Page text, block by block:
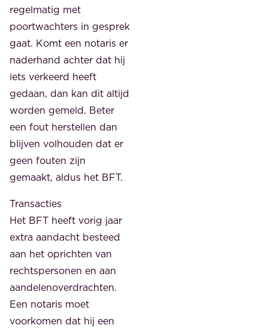
regelmatig met
poortwachters in gesprek
gaat. Komt een notaris er
naderhand achter dat hij
iets verkeerd heeft
gedaan, dan kan dit altijd
worden gemeld. Beter
een fout herstellen dan
blijven volhouden dat er
geen fouten zijn
gemaakt, aldus het BFT.
Transacties
Het BFT heeft vorig jaar
extra aandacht besteed
aan het oprichten van
rechtspersonen en aan
aandelenoverdrachten.
Een notaris moet
voorkomen dat hij een